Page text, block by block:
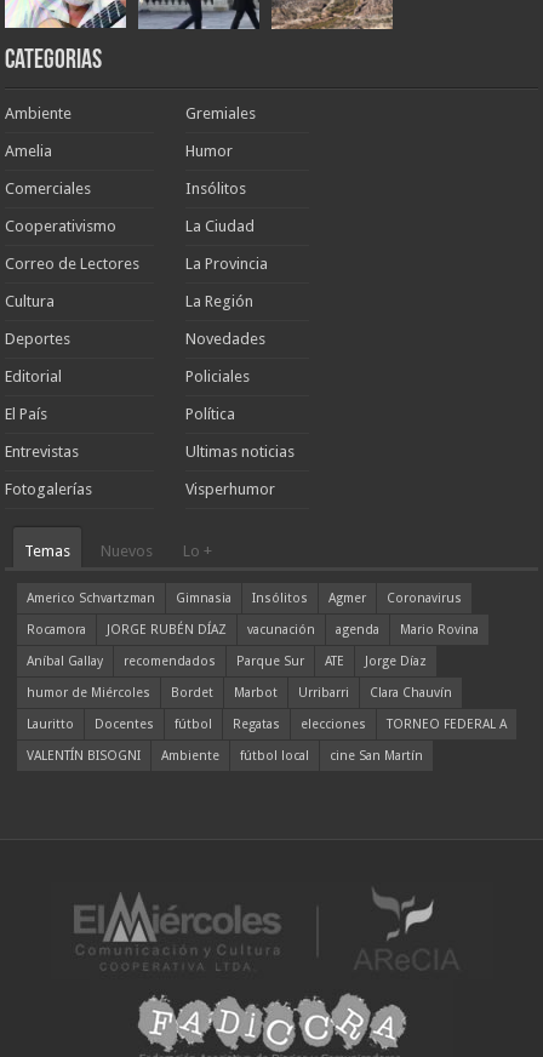
Categorias
Ambiente
Amelia
Comerciales
Cooperativismo
Correo de Lectores
Cultura
Deportes
Editorial
El País
Entrevistas
Fotogalerías
Gremiales
Humor
Insólitos
La Ciudad
La Provincia
La Región
Novedades
Policiales
Política
Ultimas noticias
Visperhumor
Temas Nuevos Lo +
Americo Schvartzman Gimnasia Insólitos Agmer
Coronavirus
Rocamora
JORGE RUBÉN DÍAZ vacunación agenda
Mario Rovina
Aníbal Gallay
recomendados Parque Sur ATE
Jorge Díaz
humor de Miércoles
Bordet Marbot Urribarri
Clara Chauvín
Lauritto
Docentes fútbol Regatas elecciones
TORNEO FEDERAL A
VALENTÍN BISOGNI
Ambiente fútbol local cine San Martín